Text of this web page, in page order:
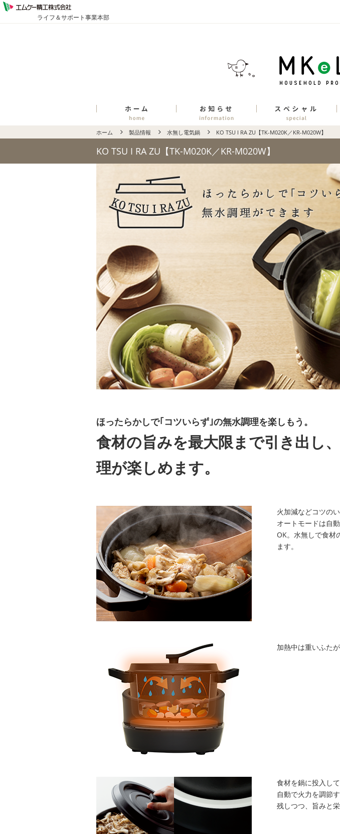
ライフ＆サポート事業本部
ホーム 製品情報 水無し電気鍋 KO TSU I RA ZU【TK-M020K／KR-M020W】
KO TSU I RA ZU【TK-M020K／KR-M020W】
ほったらかしで｢コツいらず｣の無水調理を楽しもう。
食材の旨みを最大限まで引き出し
理が楽しめます。
火加減などコツの
オートモードは自
OK。水無しで食材
ます。
加熱中は重いふた
食材を鍋に投入し
自動で火力を調節
残しつつ、旨みと